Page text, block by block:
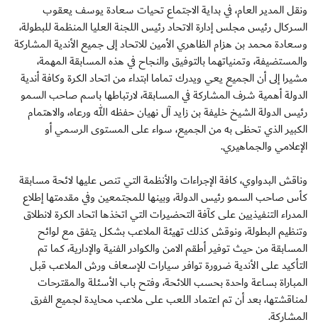
ونقل المدير العام، في بداية الاجتماع تحيات سعادة يوسف يعقوب
السركال رئيس مجلس إدارة الاتحاد رئيس اللجنة العليا المنظمة للبطولة،
وسعادة محمد بن هزام الظاهري الأمين للاتحاد إلى جميع الأندية المشاركة
والمستضيفة، وتمنياتهما بالتوفيق والنجاح في هذه المسابقة المهمة،
مشيرا إلى أن الجميع يعي ويدرك تماما ابتداء من اتحاد الكرة وكافة أندية
الدولة أهمية شرف المشاركة في المسابقة، لارتباطها باسم صاحب السمو
رئيس الدولة الشيخ خليفة بن زايد آل نهيان حفظه الله ورعاه، والاهتمام
الكبير الذي تحظى به من الجميع، سواء على المستوى الرسمي أو
الإعلامي والجماهيري.
وناقش البدواوي، كافة الإجراءات والأنظمة التي تنص عليها لائحة مسابقة
كأس صاحب السمو رئيس الدولة، وبينها للمجتمعين وفي مقدمتها إطلاع
المدراء التنفيذيين على كآفة التحضيرات التي اتخذها اتحاد الكرة لانطلاق
وتنظيم البطولة، ونوقش كذلك تهيئة الملاعب بشكل يتفق مع لوائح
المسابقة من حيث توفير أطقم الامن والكوادر الفنية والإدارية، كما تم
التأكيد على الأندية ضرورة توافر سيارات للإسعاف ورش الملاعب قبل
المباراة بساعة واحدة بحسب اللائحة، وفتح باب الأسئلة والمقترحات
لمناقشتها، بعد أن تم اعتماد اللعب على ملاعب محايدة لجميع الفرق
المشاركة.